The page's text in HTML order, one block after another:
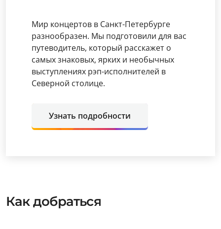
Мир концертов в Санкт-Петербурге
разнообразен. Мы подготовили для вас
путеводитель, который расскажет о
самых знаковых, ярких и необычных
выступлениях рэп-исполнителей в
Северной столице.
Узнать подробности
Как добраться